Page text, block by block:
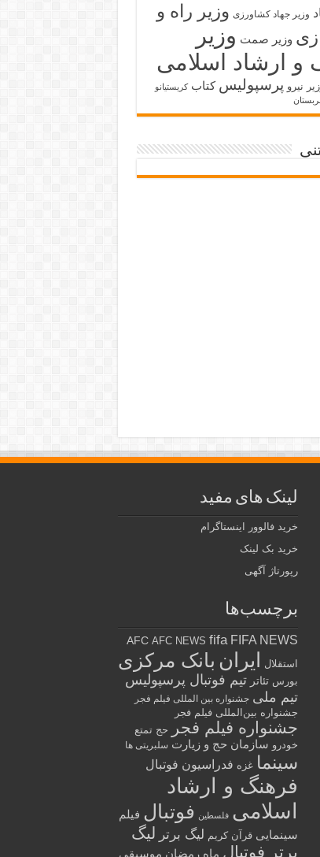
وزیر جهاد کشاورزی وزیر راه و
وزیر صمت وزیر
و ارشاد اسلامی
نیرو پرسپولیس کتاب کریستیانو
لینک های مفید
خرید فالوور اینستاگرام
خرید بک لینک
رپورتاژ آگهی
برچسب‌ها
AFC AFC NEWS fifa FIFA NEWS
استقلال ایران بانک مرکزی
بورس تئاتر تیم فوتبال پرسپولیس
تیم ملی جشنواره بین المللی فیلم فجر
جشنواره بین‌المللی فیلم فجر
جشنواره فیلم فجر
حج تمتع
خودرو سازمان حج و زیارت سلبریتی ها
سینما غزه فدراسیون فوتبال
فرهنگ و ارشاد
اسلامی فلسطین فوتبال فیلم
سینمایی قرآن کریم لیگ برتر لیگ
برتر فوتبال ماه رمضان موسیقی